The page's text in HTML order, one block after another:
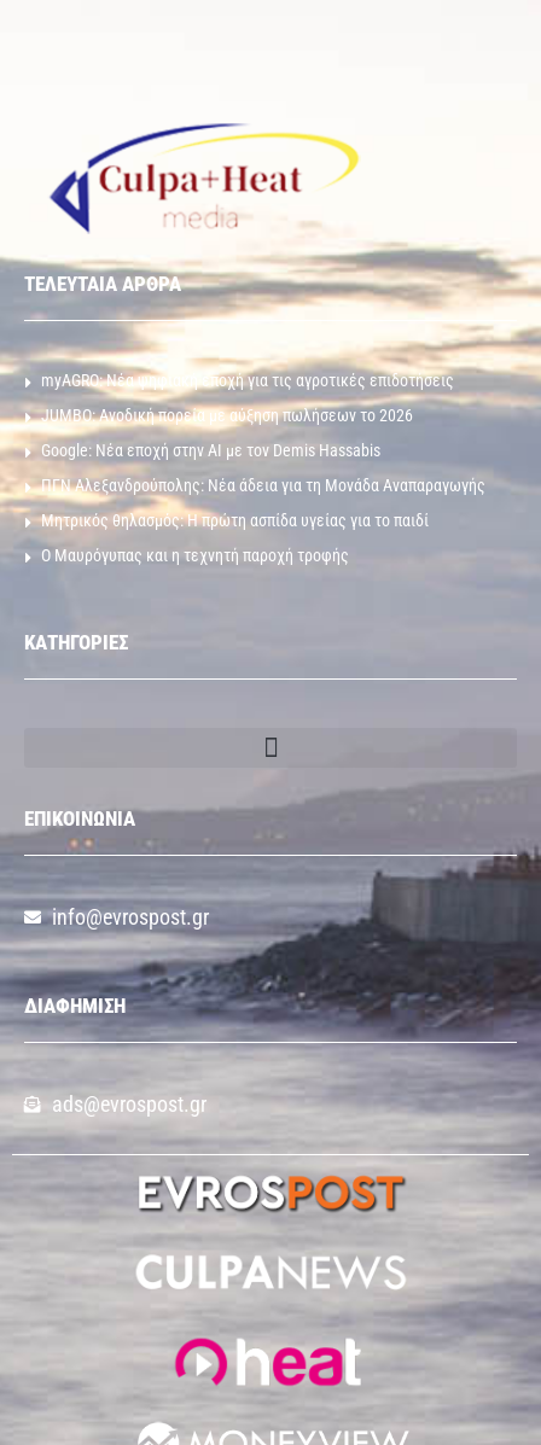
ΤΕΛΕΥΤΑΙΑ ΑΡΘΡΑ
myAGRO: Νέα ψηφιακή εποχή για τις αγροτικές επιδοτήσεις
JUMBO: Ανοδική πορεία με αύξηση πωλήσεων το 2026
Google: Νέα εποχή στην AI με τον Demis Hassabis
ΠΓΝ Αλεξανδρούπολης: Νέα άδεια για τη Μονάδα Αναπαραγωγής
Μητρικός θηλασμός: Η πρώτη ασπίδα υγείας για το παιδί
Ο Μαυρόγυπας και η τεχνητή παροχή τροφής
ΚΑΤΗΓΟΡΙΕΣ
ΕΠΙΚΟΙΝΩΝΙΑ
info@evrospost.gr
ΔΙΑΦΗΜΙΣΗ
ads@evrospost.gr